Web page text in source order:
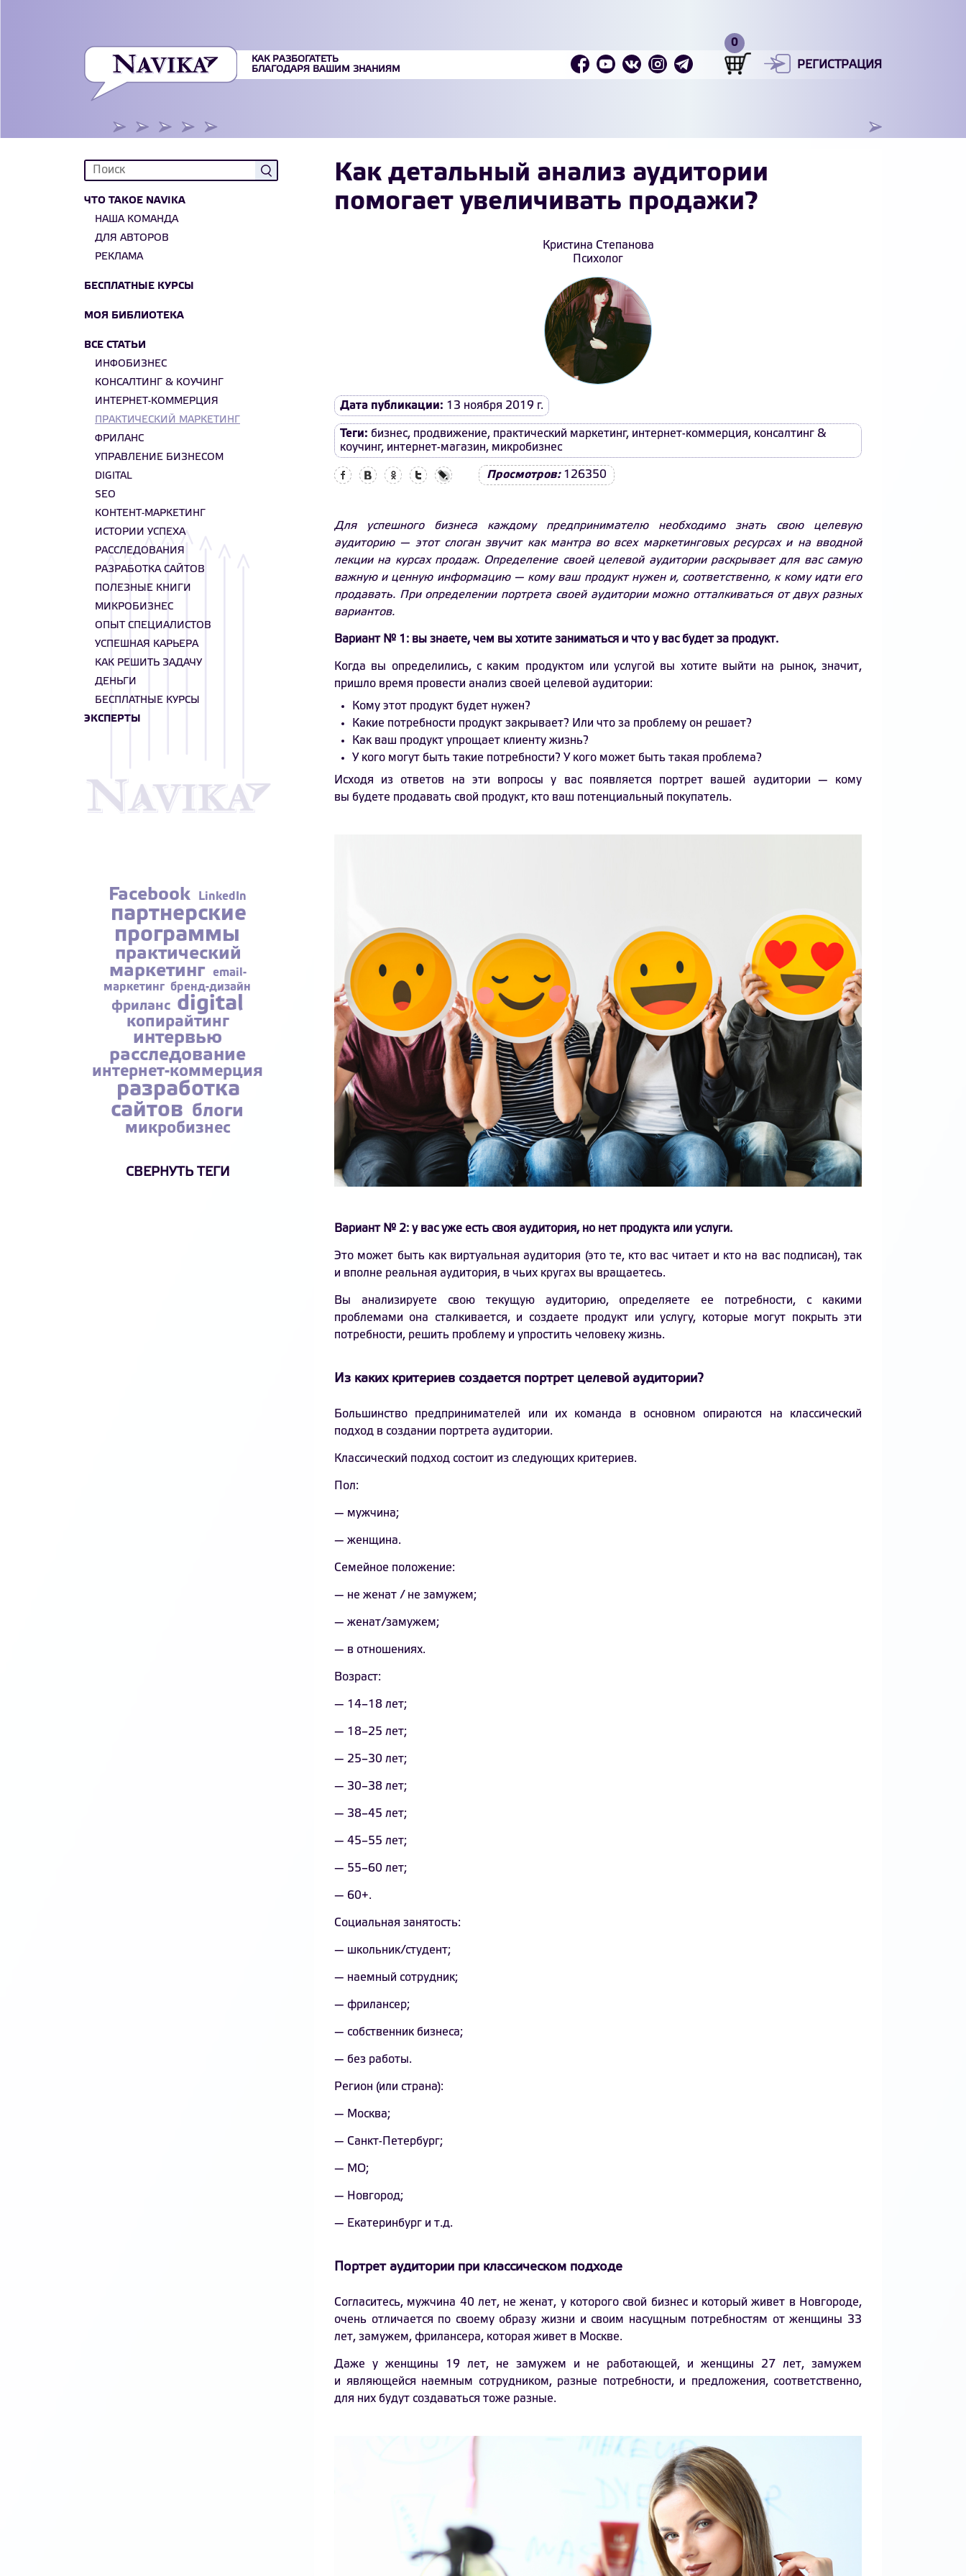
КАК РАЗБОГАТЕТЬ
БЛАГОДАРЯ ВАШИМ ЗНАНИЯМ
РЕГИСТРАЦИЯ
ЧТО ТАКОЕ NAVIKA
НАША КОМАНДА
ДЛЯ АВТОРОВ
РЕКЛАМА
БЕСПЛАТНЫЕ КУРСЫ
МОЯ БИБЛИОТЕКА
ВСЕ СТАТЬИ
ИНФОБИЗНЕС
КОНСАЛТИНГ & КОУЧИНГ
ИНТЕРНЕТ-КОММЕРЦИЯ
ПРАКТИЧЕСКИЙ МАРКЕТИНГ
ФРИЛАНС
УПРАВЛЕНИЕ БИЗНЕСОМ
DIGITAL
SEO
КОНТЕНТ-МАРКЕТИНГ
ИСТОРИИ УСПЕХА
РАССЛЕДОВАНИЯ
РАЗРАБОТКА САЙТОВ
ПОЛЕЗНЫЕ КНИГИ
МИКРОБИЗНЕС
ОПЫТ СПЕЦИАЛИСТОВ
УСПЕШНАЯ КАРЬЕРА
КАК РЕШИТЬ ЗАДАЧУ
ДЕНЬГИ
БЕСПЛАТНЫЕ КУРСЫ
ЭКСПЕРТЫ
Facebook LinkedIn
партнерские
программы
практический
маркетинг
email-
маркетинг бренд-дизайн
фриланс digital
копирайтинг
интервью
расследование
интернет-коммерция
разработка
сайтов
блоги
микробизнес
СВЕРНУТЬ ТЕГИ
Как детальный анализ аудитории
помогает увеличивать продажи?
Кристина Степанова
Психолог
Дата публикации: 13 ноября 2019 г.
Теги: бизнес, продвижение, практический маркетинг, интернет-коммерция, консалтинг &
коучинг, интернет-магазин, микробизнес
Просмотров:126350
Для успешного бизнеса каждому предпринимателю необходимо знать свою целевую
аудиторию — этот слоган звучит как мантра во всех маркетинговых ресурсах и на вводной
лекции на курсах продаж. Определение своей целевой аудитории раскрывает для вас самую
важную и ценную информацию — кому ваш продукт нужен и, соответственно, к кому идти его
продавать. При определении портрета своей аудитории можно отталкиваться от двух разных
вариантов.
Вариант № 1: вы знаете, чем вы хотите заниматься и что у вас будет за продукт.
Когда вы определились, с каким продуктом или услугой вы хотите выйти на рынок, значит,
пришло время провести анализ своей целевой аудитории:
Кому этот продукт будет нужен?
Какие потребности продукт закрывает? Или что за проблему он решает?
Как ваш продукт упрощает клиенту жизнь?
У кого могут быть такие потребности? У кого может быть такая проблема?
Исходя из ответов на эти вопросы у вас появляется портрет вашей аудитории — кому
вы будете продавать свой продукт, кто ваш потенциальный покупатель.
Вариант № 2: у вас уже есть своя аудитория, но нет продукта или услуги.
Это может быть как виртуальная аудитория (это те, кто вас читает и кто на вас подписан), так
и вполне реальная аудитория, в чьих кругах вы вращаетесь.
Вы анализируете свою текущую аудиторию, определяете ее потребности, с какими
проблемами она сталкивается, и создаете продукт или услугу, которые могут покрыть эти
потребности, решить проблему и упростить человеку жизнь.
Из каких критериев создается портрет целевой аудитории?
Большинство предпринимателей или их команда в основном опираются на классический
подход в создании портрета аудитории.
Классический подход состоит из следующих критериев.
Пол:
— мужчина;
— женщина.
Семейное положение:
— не женат / не замужем;
— женат/замужем;
— в отношениях.
Возраст:
— 14–18 лет;
— 18–25 лет;
— 25–30 лет;
— 30–38 лет;
— 38–45 лет;
— 45–55 лет;
— 55–60 лет;
— 60+.
Социальная занятость:
— школьник/студент;
— наемный сотрудник;
— фрилансер;
— собственник бизнеса;
— без работы.
Регион (или страна):
— Москва;
— Санкт-Петербург;
— МО;
— Новгород;
— Екатеринбург и т.д.
Портрет аудитории при классическом подходе
Согласитесь, мужчина 40 лет, не женат, у которого свой бизнес и который живет в Новгороде,
очень отличается по своему образу жизни и своим насущным потребностям от женщины 33
лет, замужем, фрилансера, которая живет в Москве.
Даже у женщины 19 лет, не замужем и не работающей, и женщины 27 лет, замужем
и являющейся наемным сотрудником, разные потребности, и предложения, соответственно,
для них будут создаваться тоже разные.